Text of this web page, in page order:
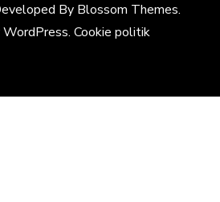
By Blossom Themes.
WordPress. Cookie politik